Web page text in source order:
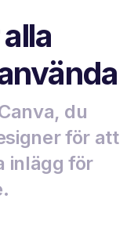
du
för att
inlägg för